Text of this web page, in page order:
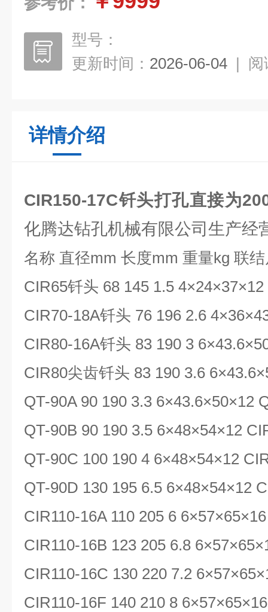
型号：
更新时间： 2026-06-04 | 阅
详情介绍
CIR150-17C钎头打孔直接为
化腾达钻孔机械有限公司生产经
名称 直径mm 长度mm 重量kg 联
CIR65钎头 68 145 1.5
CIR70-18A钎头 76 196 2.6
CIR80-16A钎头 83 190 3
CIR80尖齿钎头 83 190 3.6
QT-90A 90 190 3.3 6×43.6×50×12
QT-90B 90 190 3.5 6×48×54×12
QT-90C 100 190 4 6×48×54×12
QT-90D 130 195 6.5 6×48×54×12
CIR110-16A 110 205 6
CIR110-16B 123 205 6.8
CIR110-16C 130 220 7.2
CIR110-16F 140 210 8